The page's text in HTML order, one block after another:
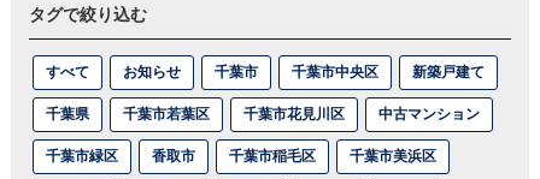
タグで絞り込む
すべて お知らせ 千葉市 千葉市中央区 新築戸建て
千葉県 千葉市若葉区 千葉市花見川区 中古マンション
千葉市緑区 香取市 千葉市稲毛区 千葉市美浜区